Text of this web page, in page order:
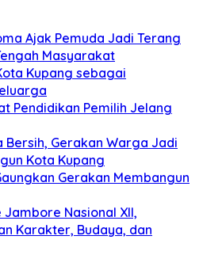
Ajak Pemuda Jadi Terang
Masyarakat
Kupang sebagai
Pendidikan Pemilih Jelang
Bersih, Gerakan Warga Jadi
Kota Kupang
Gerakan Membangun
Nasional XII,
Karakter, Budaya, dan